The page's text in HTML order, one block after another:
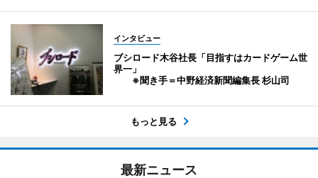
インタビュー
ブシロード木谷社長「目指すはカードゲーム世
界一」
※聞き手＝中野経済新聞編集長 杉山司
もっと見る
最新ニュース